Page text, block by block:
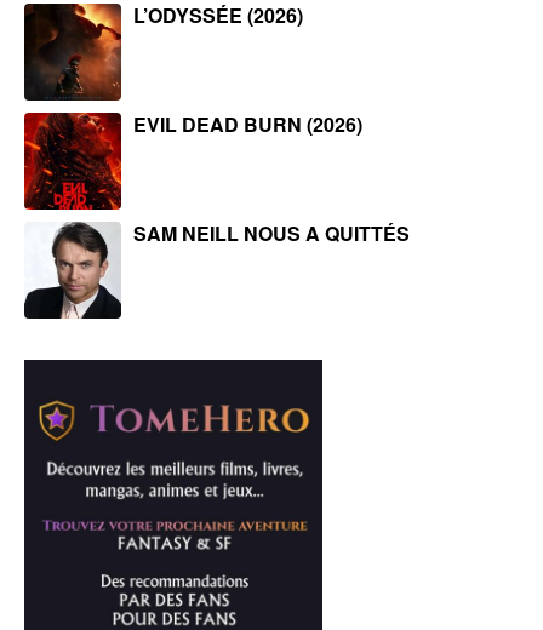
L’ODYSSÉE (2026)
EVIL DEAD BURN (2026)
SAM NEILL NOUS A QUITTÉS